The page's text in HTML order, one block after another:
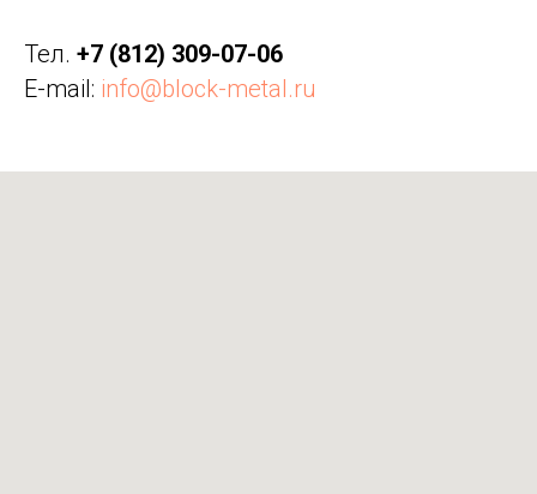
Тел. +7 (812) 309-07-06
E-mail: info@block-metal.ru